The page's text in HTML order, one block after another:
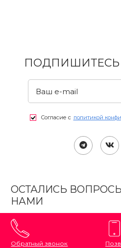
ПОДПИШИТЕСЬ
Согласие с политикой
ОСТАЛИСЬ
НАМИ
Обратный звонок